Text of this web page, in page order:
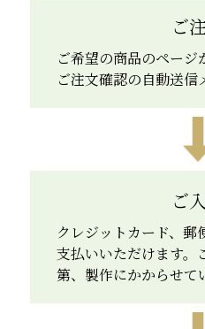
ご
ご希望の商品のページ
ご注文確認の自動送信
ご
クレジットカード、郵
支払いいただけます。
第、製作にかからせて